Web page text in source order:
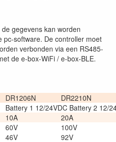
gegevens kan worden
software. De controller moet
verbonden via een RS485-
de e-box-WiFi / e-box-BLE.
DR1206N
DR2210N
Battery 1 12/24VDC Battery 2 12/
10A
20A
60V
100V
46V 92V